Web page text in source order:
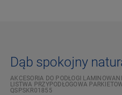
Dąb spokojny
AKCESORIA DO PODŁOGI
LISTWA PRZYPODŁOGOWA
QSPSKR01855